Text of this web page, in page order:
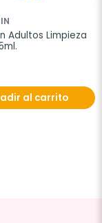
Adultos Limpieza
al carrito